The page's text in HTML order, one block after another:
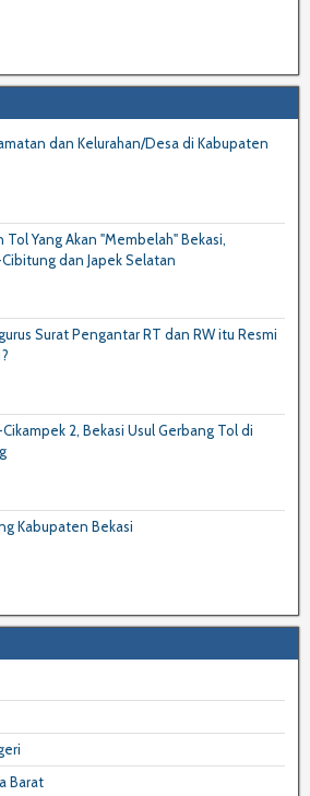
dan Kelurahan/Desa di Kabupaten
Tol Yang Akan "Membelah" Bekasi,
dan Japek Selatan
Surat Pengantar RT dan RW itu Resmi
2, Bekasi Usul Gerbang Tol di
Kabupaten Bekasi
Barat